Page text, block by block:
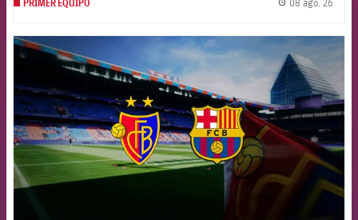
PRIMER EQUIPO 08 ago. 26
FCB Barcelona badge